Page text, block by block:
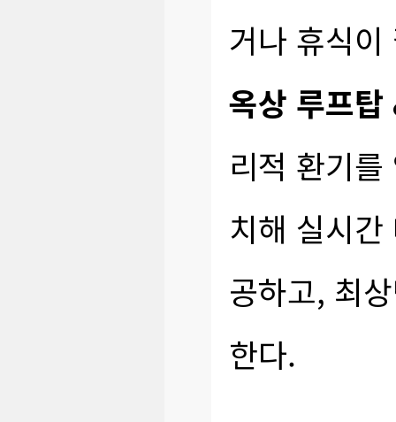
거나 휴식
옥상 루프
리적 환기
치해 실시
공하고, 최
한다.